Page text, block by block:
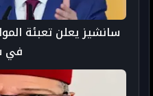
سانشيز يعلن تعبئة
في